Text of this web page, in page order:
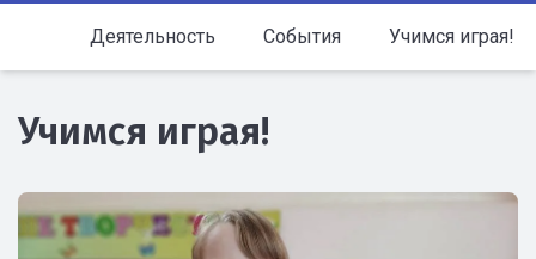
Деятельность События Учимся играя!
Учимся играя!